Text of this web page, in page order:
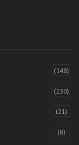
(148)
(230)
(21)
(8)